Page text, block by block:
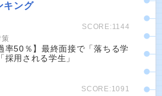
キング
SCORE:1144
策
率50％】最終面接で「落ちる学
採用される学生」
SCORE:1091